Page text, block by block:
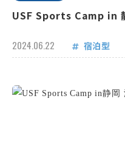
USF Sports Camp in
2024.06.22 宿泊型